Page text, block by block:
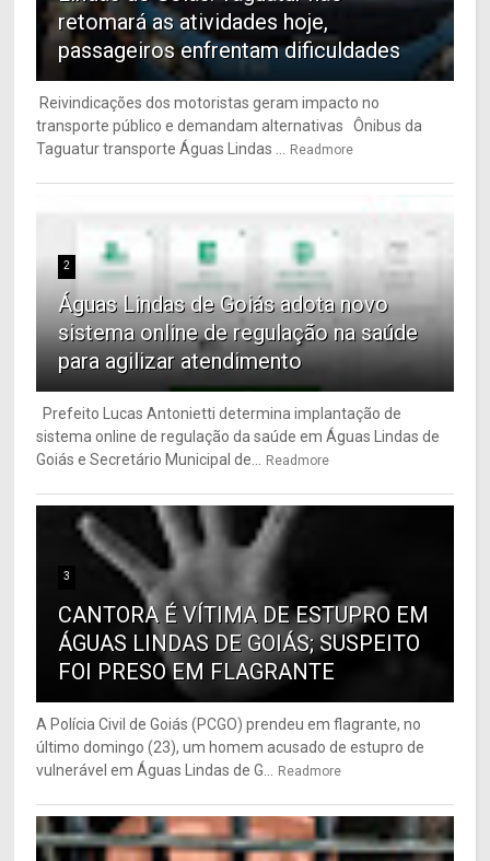
retomará as atividades hoje,
passageiros enfrentam dificuldades
Reivindicações dos motoristas geram impacto no
transporte público e demandam alternativas Ônibus da
Taguatur transporte Águas Lindas ...
Readmore
2
Águas Lindas de Goiás adota novo
sistema online de regulação na saúde
para agilizar atendimento
Prefeito Lucas Antonietti determina implantação de
sistema online de regulação da saúde em Águas Lindas de
Goiás e Secretário Municipal de...
Readmore
3
CANTORA É VÍTIMA DE ESTUPRO EM
ÁGUAS LINDAS DE GOIÁS; SUSPEITO
FOI PRESO EM FLAGRANTE
A Polícia Civil de Goiás (PCGO) prendeu em flagrante, no
último domingo (23), um homem acusado de estupro de
vulnerável em Águas Lindas de G...
Readmore